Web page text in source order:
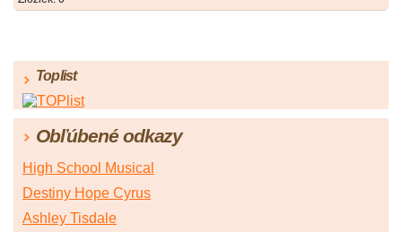
Toplist
Obľúbené odkazy
High School Musical
Destiny Hope Cyrus
Ashley Tisdale